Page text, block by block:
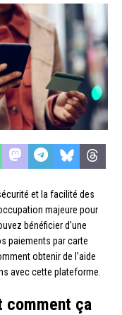
et la facilité des
majeure pour
bénéficier d’une
paiements par carte
obtenir de l’aide
avec cette plateforme.
comment ça